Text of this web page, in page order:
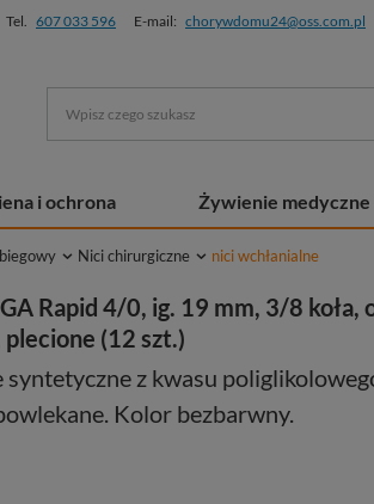
Tel. 607 033 596 E-mail: chorywdomu24@oss.com.pl
i ochrona Żywienie medyczne
Nici chirurgiczne nici wchłanialne
Rapid 4/0, ig. 19 mm, 3/8
plecione (12 szt.)
z kwasu
Kolor bezbarwny.